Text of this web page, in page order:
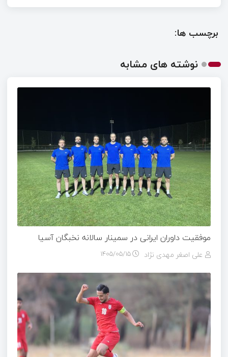
برچسب ها:
نوشته های مشابه
موفقیت داوران ایرانی در سمینار سالانه نخبگان آسیا
علی اصغر مهدی نژاد ۱۴۰۵/۰۵/۱۵